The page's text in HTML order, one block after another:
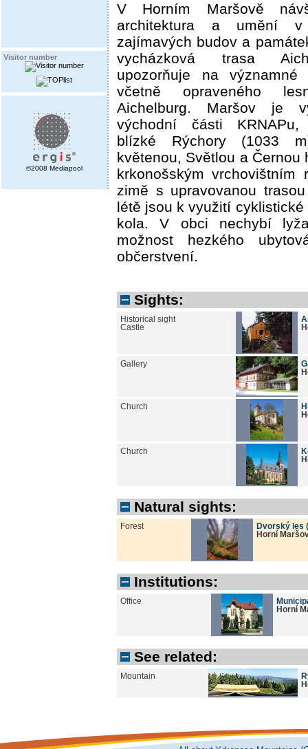
Visitor number
©2008 Mediapool
V Horním Maršově
architektura a umění
zajímavých budov a
vycházková trasa
upozorňuje na významné
včetně opraveného
Aichelburg. Maršov je
východní části
blízké Rýchory (1033
květenou, Světlou a Černou
krkonošským vrchovištním
zimě s upravovanou
létě jsou k využití
kola. V obci nechybí
možnost hezkého
občerstvení.
Sights:
Historical sight
Castle
Gallery
Church
Church
Natural sights:
Forest
Dvorský les
Horní
Institutions:
Office
Horní
See related:
Mountain